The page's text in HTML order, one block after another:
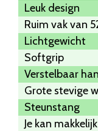
Leuk design
Ruim vak van
Lichtgewicht
Softgrip
Verstelbaar
Grote stevige
Steunstang
Je kan